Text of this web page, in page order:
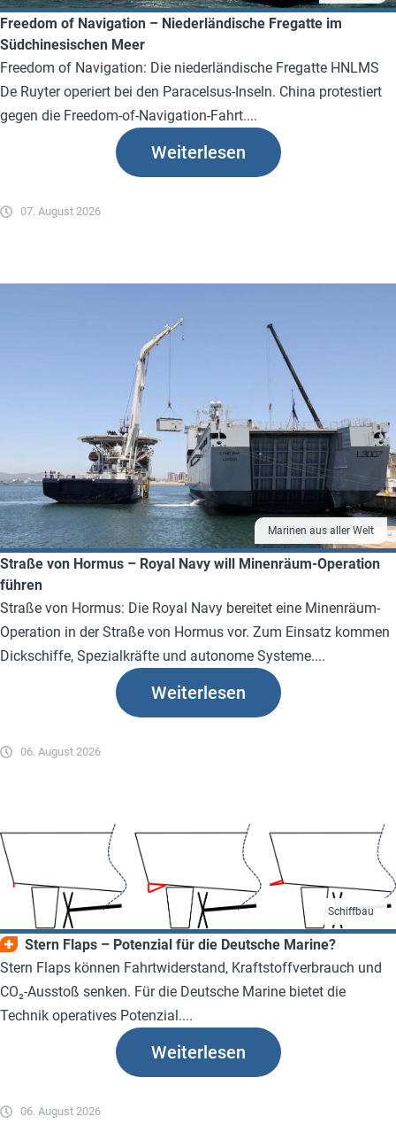
Freedom of Navigation – Niederländische Fregatte im
Südchinesischen Meer
Freedom of Navigation: Die niederländische Fregatte HNLMS
De Ruyter operiert bei den Paracelsus-Inseln. China protestiert
gegen die Freedom-of-Navigation-Fahrt....
07. August 2026
Weiterlesen
Marinen aus aller Welt
Straße von Hormus – Royal Navy will Minenräum-Operation
führen
Straße von Hormus: Die Royal Navy bereitet eine Minenräum-
Operation in der Straße von Hormus vor. Zum Einsatz kommen
Dickschiffe, Spezialkräfte und autonome Systeme....
06. August 2026
Weiterlesen
Schiffbau
Stern Flaps – Potenzial für die Deutsche Marine?
Stern Flaps können Fahrtwiderstand, Kraftstoffverbrauch und
CO₂-Ausstoß senken. Für die Deutsche Marine bietet die
Technik operatives Potenzial....
06. August 2026
Weiterlesen